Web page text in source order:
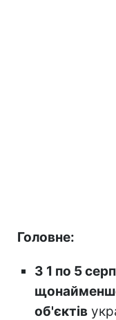
Головне:
З 1 по 5
об'єктів